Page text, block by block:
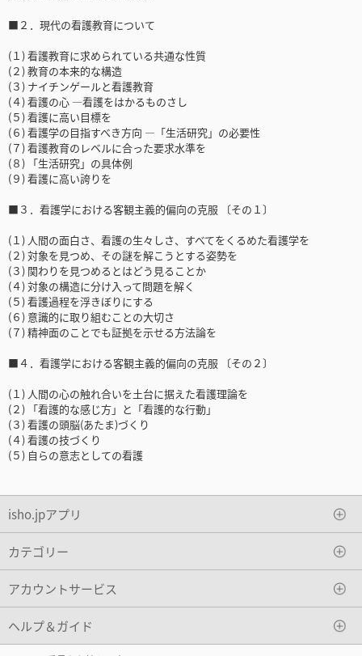
■２．現代の看護教育について
(１) 看護教育に求められている共通な性質
(２) 教育の本来的な構造
(３) ナイチンゲールと看護教育
(４) 看護の心 ―看護をはかるものさし
(５) 看護に高い目標を
(６) 看護学の目指すべき方向 ―「生活研究」の必要性
(７) 看護教育のレベルに合った要求水準を
(８) 「生活研究」の具体例
(９) 看護に高い誇りを
■３．看護学における客観主義的偏向の克服 〔その１〕
(１) 人間の面白さ、看護の生々しさ、すべてをくるめた看護学を
(２) 対象を見つめ、その謎を解こうとする姿勢を
(３) 関わりを見つめるとはどう見ることか
(４) 対象の構造に分け入って問題を解く
(５) 看護過程を浮きぼりにする
(６) 意識的に取り組むことの大切さ
(７) 精神面のことでも証拠を示せる方法論を
■４．看護学における客観主義的偏向の克服 〔その２〕
(１) 人間の心の触れ合いを土台に据えた看護理論を
(２) 「看護的な感じ方」と「看護的な行動」
(３) 看護の頭脳(あたま)づくり
(４) 看護の技づくり
(５) 自らの意志としての看護
isho.jpアプリ
カテゴリー
アカウントサービス
ヘルプ＆ガイド